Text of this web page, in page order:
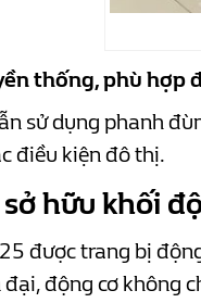
thống, phù hợp
sử dụng phanh
điều kiện đô thị.
hữu khối
được trang bị
động cơ không